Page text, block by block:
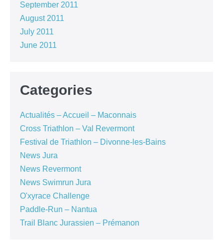
September 2011
August 2011
July 2011
June 2011
Categories
Actualités – Accueil – Maconnais
Cross Triathlon – Val Revermont
Festival de Triathlon – Divonne-les-Bains
News Jura
News Revermont
News Swimrun Jura
O'xyrace Challenge
Paddle-Run – Nantua
Trail Blanc Jurassien – Prémanon